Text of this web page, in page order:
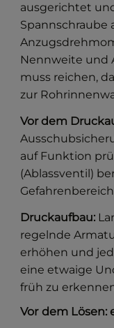
ausgerichtet
Spannschraube
Nennweite und
muss reichen,
zur
Vor dem
auf Funktion
(Ablassventil)
Druckaufbau:
regelnde
erhöhen und
eine etwaige
früh zu
Vor dem Lösen: